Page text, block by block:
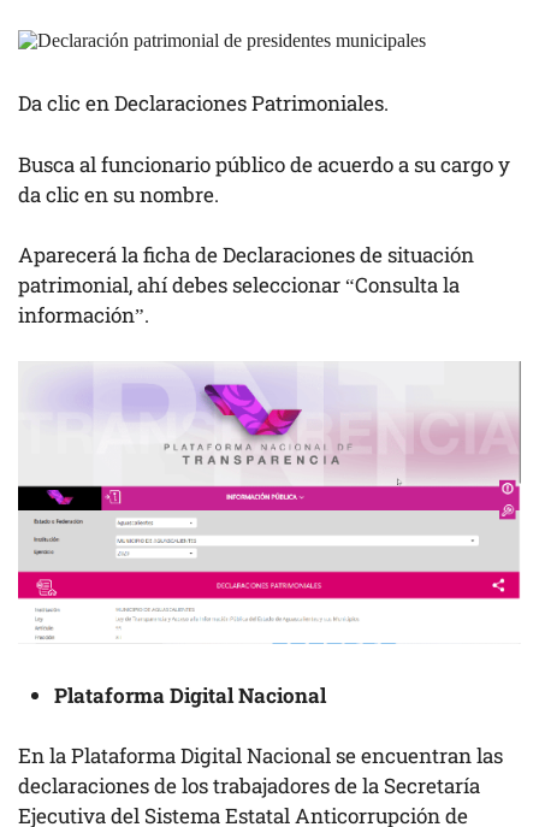
Da clic en Declaraciones Patrimoniales.
Busca al funcionario público de acuerdo a su cargo y
da clic en su nombre.
Aparecerá la ficha de Declaraciones de situación
patrimonial, ahí debes seleccionar “Consulta la
información”.
Plataforma Digital Nacional
En la Plataforma Digital Nacional se encuentran las
declaraciones de los trabajadores de la Secretaría
Ejecutiva del Sistema Estatal Anticorrupción de